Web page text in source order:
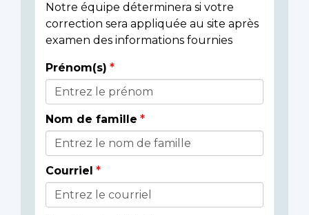
Notre équipe déterminera si votre
correction sera appliquée au site après
examen des informations fournies
Donor
Details
Prénom(s)
Nom de famille
Courriel